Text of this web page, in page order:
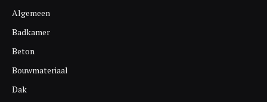
Algemeen
Badkamer
Beton
Bouwmateriaal
Dak